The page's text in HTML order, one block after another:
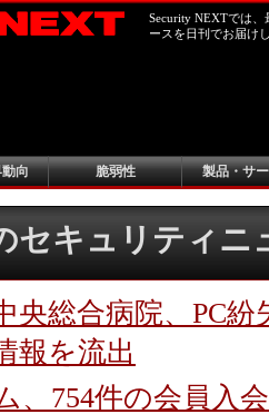
Security NEXTでは
ースを日刊でお届け
向 脆弱性 製品・サ
セキュリティニ
央総合病院、PC紛
報を流出
、754件の会員入